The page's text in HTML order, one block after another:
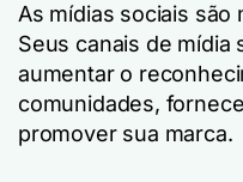
As mídias sociais são
Seus canais de mídia
aumentar o
comunidades,
promover sua marca.